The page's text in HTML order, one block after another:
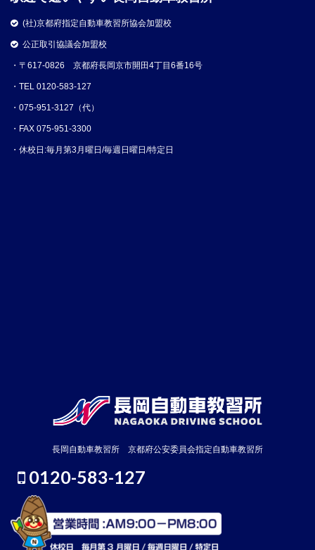
(社)京都府指定自動車教習所協会加盟校
公正取引協議会加盟校
・〒617-0826 京都府長岡京市開田4丁目6番16号
・TEL 0120-583-127
・075-951-3127（代）
・FAX 075-951-3300
・休校日:毎月第3月曜日/毎週日曜日/特定日
長岡自動車教習所 京都府公安委員会指定自動車教習所
0120-583-127